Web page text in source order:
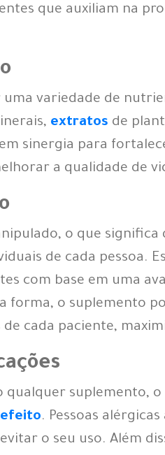
que auxiliam na
variedade de
extratos de
sinergia para
a qualidade de
o que significa
de cada pessoa.
com base em uma
forma, o suplemento
cada paciente,
qualquer suplemento, o
efeito. Pessoas
o seu uso. Além